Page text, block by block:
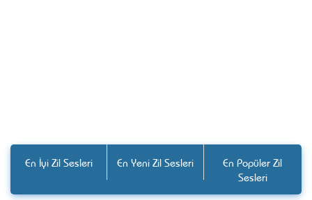
En İyi Zil Sesleri En Yeni Zil Sesleri
En Popüler Zil
Sesleri